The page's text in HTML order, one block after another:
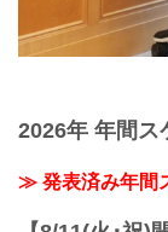
2026年 年間ス
≫ 発表済み年間